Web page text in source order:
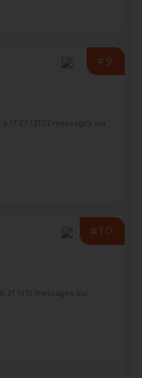
#9
17:27 (2107 messages sur
#10
(415 messages sur